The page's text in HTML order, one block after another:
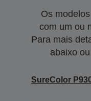
Os
com um ou
Para mais
abaixo
SureColor